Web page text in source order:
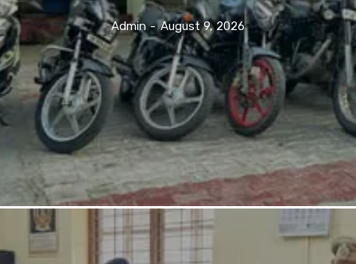
Admin - August 9, 2026